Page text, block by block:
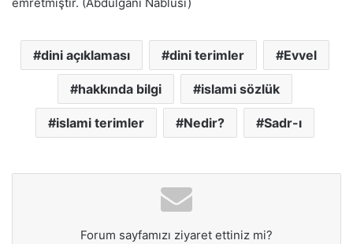
dini açıklaması dini terimler Evvel
hakkında bilgi islami sözlük
islami terimler Nedir? Sadr-ı
Forum sayfamızı ziyaret ettiniz mi?